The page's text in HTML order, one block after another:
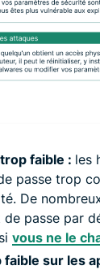
faible : les
passe trop
De
passe par
vous ne le
sur les